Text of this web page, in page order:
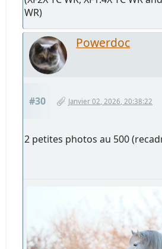
WR)
Powerdoc
#30 Janvier 02, 2026, 20:38:22
2 petites photos au 500